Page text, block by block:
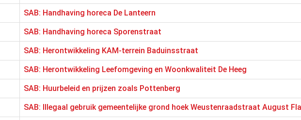
SAB: Handhaving horeca De Lanteern
SAB: Handhaving horeca Sporenstraat
SAB: Herontwikkeling KAM-terrein Baduinsstraat
SAB: Herontwikkeling Leefomgeving en Woonkwaliteit De Heeg
SAB: Huurbeleid en prijzen zoals Pottenberg
SAB: Illegaal gebruik gemeentelijke grond hoek Weustenraadstraat August